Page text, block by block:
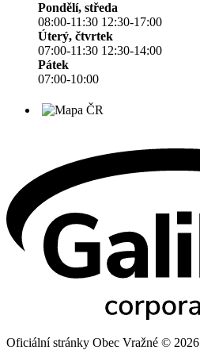
Pondělí, středa
08:00-11:30 12:30-17:00
Úterý, čtvrtek
07:00-11:30 12:30-14:00
Pátek
07:00-10:00
Oficiální stránky Obec Vražné © 2026